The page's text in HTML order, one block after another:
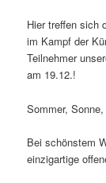
Hier treffen sich
im Kampf der
Teilnehmer
am 19.12.!
Sommer,
Bei schönstem
einzigartige